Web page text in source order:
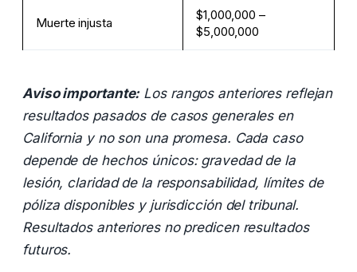
Muerte injusta
$1,000,000 –
$5,000,000
Aviso importante:Los rangos anteriores reflejan
resultados pasados de casos generales en
California y no son una promesa. Cada caso
depende de hechos únicos: gravedad de la
lesión, claridad de la responsabilidad, límites de
póliza disponibles y jurisdicción del tribunal.
Resultados anteriores no predicen resultados
futuros.